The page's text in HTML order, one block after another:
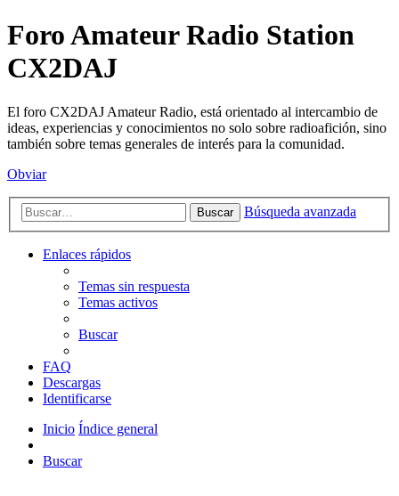
Foro Amateur Radio Station
CX2DAJ
El foro CX2DAJ Amateur Radio, está orientado al intercambio de
ideas, experiencias y conocimientos no solo sobre radioafición, sino
también sobre temas generales de interés para la comunidad.
Obviar
Buscar Búsqueda avanzada
Enlaces rápidos
Temas sin respuesta
Temas activos
Buscar
FAQ
Descargas
Identificarse
Inicio Índice general
Buscar